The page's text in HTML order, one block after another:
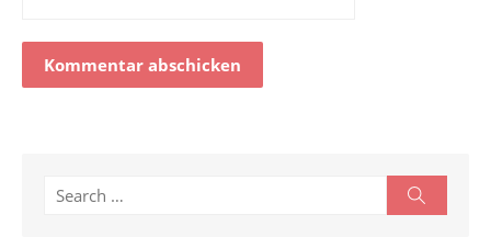
Search